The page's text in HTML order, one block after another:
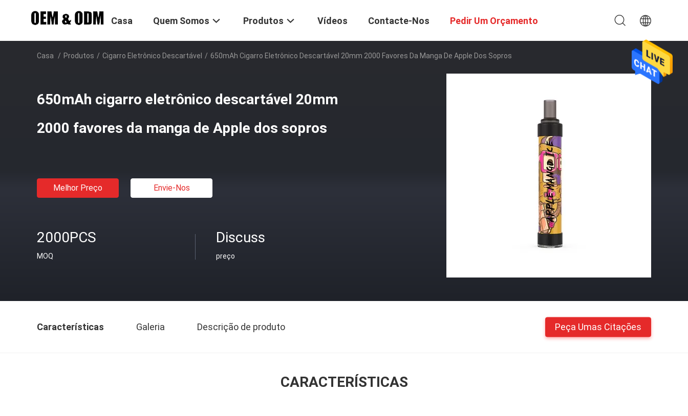
Casa Quem Somos Produtos Vídeos Contacte-Nos Pedir Um Orçamento
Casa / Produtos / Cigarro Eletrônico Descartável / 650mAh Cigarro Eletrônico Descartável 20mm 2000 Favores Da Manga De Apple Dos Sopros
650mAh cigarro eletrônico descartável 20mm
2000 favores da manga de Apple dos sopros
Melhor Preço Envie-Nos
2000PCS
MOQ
Discuss
preço
Características Galeria Descrição de produto Peça Umas Citações
CARACTERÍSTICAS